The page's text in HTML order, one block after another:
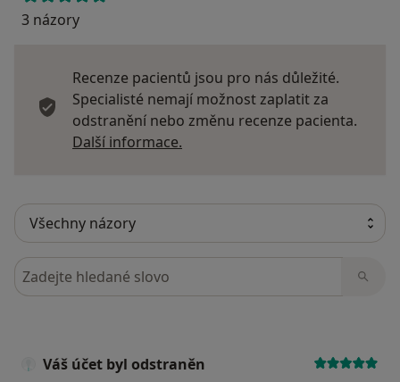
3 názory
Recenze pacientů jsou pro nás důležité.
Specialisté nemají možnost zaplatit za
odstranění nebo změnu recenze pacienta.
Další informace.
Hledejte v názorech
Váš účet byl odstraněn